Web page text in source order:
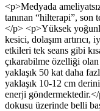
<p>Medyada
tanınan “hilterapi”,
</p> <p>Yüksek
kesici, dolaşım artırıcı,
etkileri tek seans gibi
çıkarabilme özelliği
yaklaşık 50 kat daha
yaklaşık 10-12 cm
enerji
dokusu üzerinde belli